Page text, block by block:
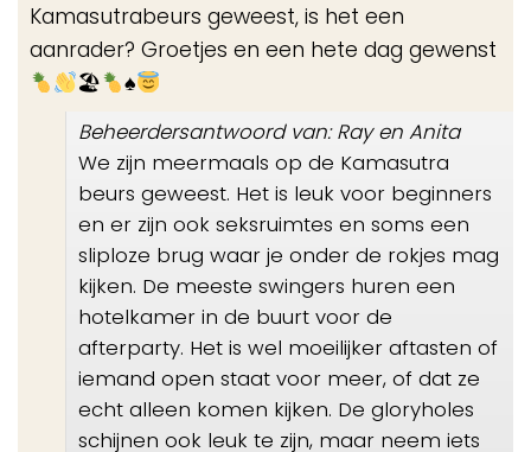
Kamasutrabeurs geweest, is het een
aanrader? Groetjes en een hete dag gewenst
🏖
♠️
Beheerdersantwoord van: Ray en Anita
We zijn meermaals op de Kamasutra
beurs geweest. Het is leuk voor beginners
en er zijn ook seksruimtes en soms een
sliploze brug waar je onder de rokjes mag
kijken. De meeste swingers huren een
hotelkamer in de buurt voor de
afterparty. Het is wel moeilijker aftasten of
iemand open staat voor meer, of dat ze
echt alleen komen kijken. De gloryholes
schijnen ook leuk te zijn, maar neem iets